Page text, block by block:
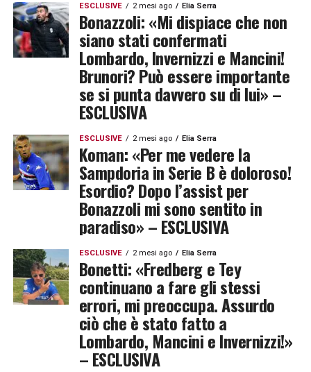
ESCLUSIVE 2 mesi ago Elia Serra
Bonazzoli: «Mi dispiace che non
siano stati confermati
Lombardo, Invernizzi e Mancini!
Brunori? Può essere importante
se si punta davvero su di lui» –
ESCLUSIVA
ESCLUSIVE 2 mesi ago Elia Serra
Koman: «Per me vedere la
Sampdoria in Serie B è doloroso!
Esordio? Dopo l’assist per
Bonazzoli mi sono sentito in
paradiso» – ESCLUSIVA
ESCLUSIVE 2 mesi ago Elia Serra
Bonetti: «Fredberg e Tey
continuano a fare gli stessi
errori, mi preoccupa. Assurdo
ciò che è stato fatto a
Lombardo, Mancini e Invernizzi!»
– ESCLUSIVA